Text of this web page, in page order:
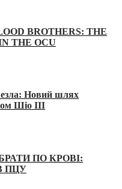
BROTHERS: THE
THE OCU
Новий шлях
Шіо III
ПО КРОВІ:
ПЦУ